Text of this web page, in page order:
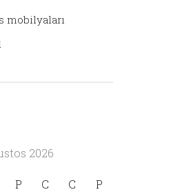
mobilyaları
2026
P C C P